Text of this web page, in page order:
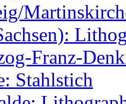
Franz-
Stahlstich